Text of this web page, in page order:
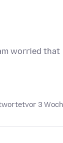
worried that
vor 3